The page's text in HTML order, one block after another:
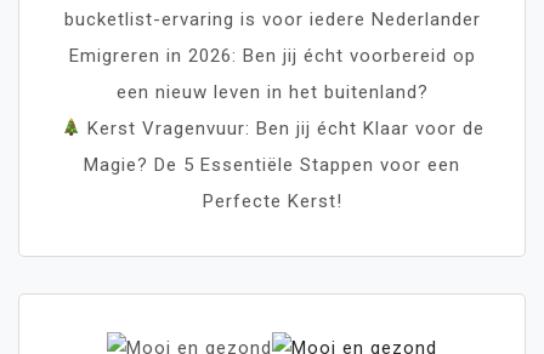
bucketlist-ervaring is voor iedere Nederlander
Emigreren in 2026: Ben jij écht voorbereid op
een nieuw leven in het buitenland?
Kerst Vragenvuur: Ben jij écht Klaar voor de
Magie? De 5 Essentiële Stappen voor een
Perfecte Kerst!